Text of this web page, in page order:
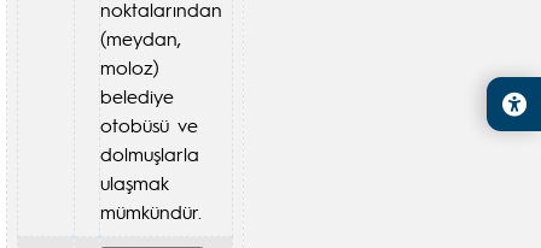
noktalarından
(meydan,
moloz)
belediye
otobüsü ve
dolmuşlarla
ulaşmak
mümkündür.